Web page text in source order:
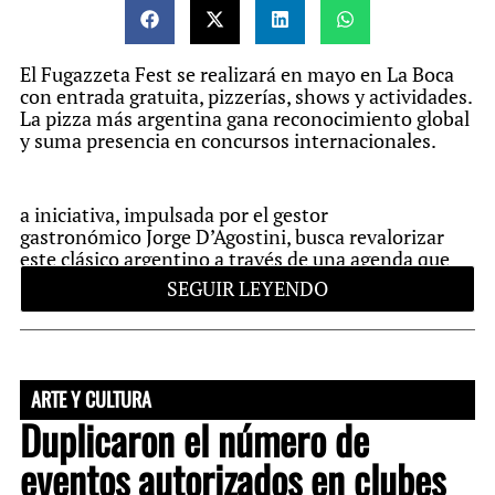
El Fugazzeta Fest se realizará en mayo en La Boca
con entrada gratuita, pizzerías, shows y actividades.
La pizza más argentina gana reconocimiento global
y suma presencia en concursos internacionales.
a iniciativa, impulsada por el gestor
gastronómico Jorge D’Agostini, busca revalorizar
este clásico argentino a través de una agenda que
incluirá shows de tango y murga, cerveza, vermut y
actividades especiales. Entre ellas se destaca
el “fugazzeta lab”, un espacio para analizar sus
puntos icónicos de La Boca como Caminito, el
Museo Quinquela Martín y La Bombonera.
El objetivo es posicionar a la fugazzeta como
SEGUIR LEYENDO
ARTE Y CULTURA
Duplicaron el número de
eventos autorizados en clubes